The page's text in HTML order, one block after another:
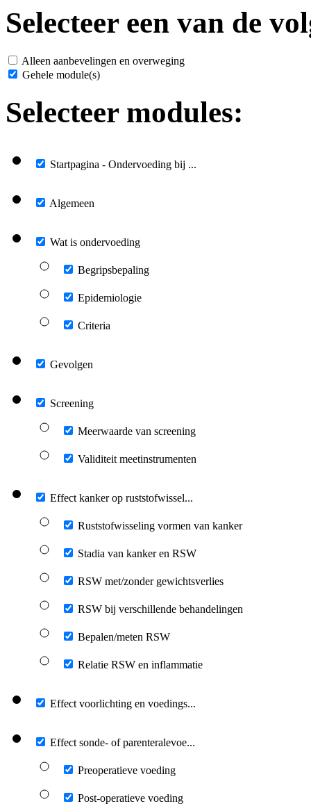
Selecteer een van de
Alleen aanbevelingen en overweging
Gehele module(s)
Selecteer modules:
Startpagina - Ondervoeding bij ...
Algemeen
Wat is ondervoeding
Begripsbepaling
Epidemiologie
Criteria
Gevolgen
Screening
Meerwaarde van screening
Validiteit meetinstrumenten
Effect kanker op ruststofwissel...
Ruststofwisseling vormen van kanker
Stadia van kanker en RSW
RSW met/zonder gewichtsverlies
RSW bij verschillende behandelingen
Bepalen/meten RSW
Relatie RSW en inflammatie
Effect voorlichting en voedings...
Effect sonde- of parenteralevoe...
Preoperatieve voeding
Post-operatieve voeding